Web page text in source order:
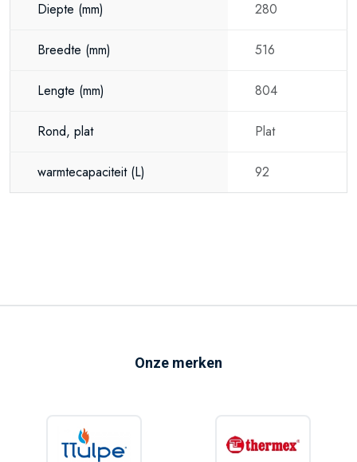
Diepte (mm) 280
Breedte (mm) 516
Lengte (mm) 804
Rond, plat Plat
warmtecapaciteit (L) 92
Onze merken